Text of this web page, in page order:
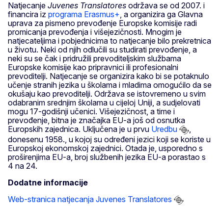
Natjecanje Juvenes Translatores održava se od 2007. i
financira iz programa Erasmus+, a organizira ga Glavna
uprava za pismeno prevođenje Europske komisije radi
promicanja prevođenja i višejezičnosti. Mnogim je
natjecateljima i pobjednicima to natjecanje bilo prekretnica
u životu. Neki od njih odlučili su studirati prevođenje, a
neki su se čak i pridružili prevoditeljskim službama
Europske komisije kao pripravnici ili profesionalni
prevoditelji. Natjecanje se organizira kako bi se potaknulo
učenje stranih jezika u školama i mladima omogućilo da se
okušaju kao prevoditelji. Održava se istovremeno u svim
odabranim srednjim školama u cijeloj Uniji, a sudjelovati
mogu 17-godišnji učenici. Višejezičnost, a time i
prevođenje, bitna je značajka EU-a još od osnutka
Europskih zajednica. Uključena je u prvu Uredbu
,
donesenu 1958., u kojoj su određeni jezici koji se koriste u
Europskoj ekonomskoj zajednici. Otada je, usporedno s
proširenjima EU-a, broj službenih jezika EU-a porastao s
4 na 24.
Dodatne informacije
Web-stranica natjecanja Juvenes Translatores